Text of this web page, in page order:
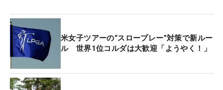
いう。
練習では納得のいく球が出ているが、いざ試合にな
れば“景色負け”してしまう。「（ショットが）きょ
うのほうが良かったかって言われると、全然そんな
ことはなくて。いい距離のパターを決めきれてたか
米女子ツアーの“スロープレー”対策で新ルー
ル 世界1位コルダは大歓迎「ようやく！」